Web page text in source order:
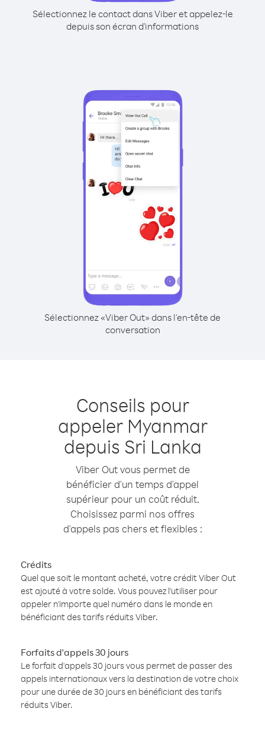
Sélectionnez le contact dans Viber et appelez-le
depuis son écran d'informations
Sélectionnez «Viber Out» dans l'en-tête de
conversation
Conseils pour
appeler Myanmar
depuis Sri Lanka
Viber Out vous permet de
bénéficier d'un temps d'appel
supérieur pour un coût réduit.
Choisissez parmi nos offres
d'appels pas chers et flexibles :
Crédits
Quel que soit le montant acheté, votre crédit Viber Out
est ajouté à votre solde. Vous pouvez l'utiliser pour
appeler n'importe quel numéro dans le monde en
bénéficiant des tarifs réduits Viber.
Forfaits d'appels 30 jours
Le forfait d'appels 30 jours vous permet de passer des
appels internationaux vers la destination de votre choix
pour une durée de 30 jours en bénéficiant des tarifs
réduits Viber.